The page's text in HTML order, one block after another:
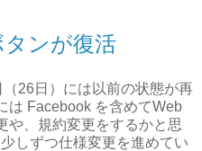
タンが復活
26日）には以前の状態が再
は Facebook を含めてWeb
や、規約変更をするかと思
しずつ仕様変更を進めてい